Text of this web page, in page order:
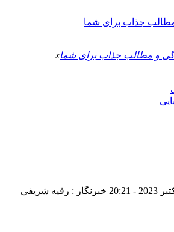
x
خبرنگار : رقیه شریفی